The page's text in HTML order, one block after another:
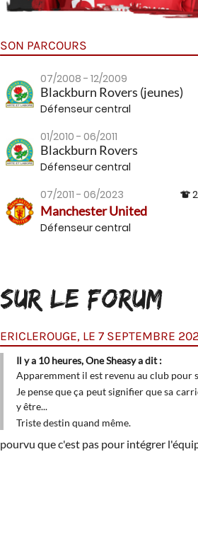
SON PARCOURS
07/2008 - 12/2009
Blackburn Rovers (jeunes)
Défenseur central
01/2010 - 06/2011
Blackburn Rovers
Défenseur central
07/2011 - 06/2023
Manchester United
Défenseur central
SUR LE FORUM
ERICLEROUGE, LE 7 SEPTEMBRE
Il y a 10 heures, One Sheasy a dit :
Apparemment il est revenu au club pour
Je pense que ça peut signifier que sa
y être...
Triste destin quand même.
pourvu que c'est pas pour intégrer